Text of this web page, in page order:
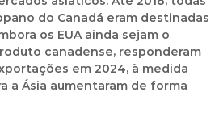
do Canadá eram destinadas
os EUA ainda sejam o
canadense, responderam
em 2024, à medida
a Ásia aumentaram de forma